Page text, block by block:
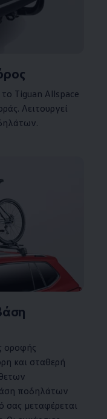
Tiguan Allspace
Λειτουργεί
οροφής
και σταθερή
ποδηλάτων
σας μεταφέρεται